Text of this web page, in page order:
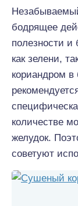
бодрящее
полезности и
как зелени,
кориандром в
количестве
желудок.
советуют